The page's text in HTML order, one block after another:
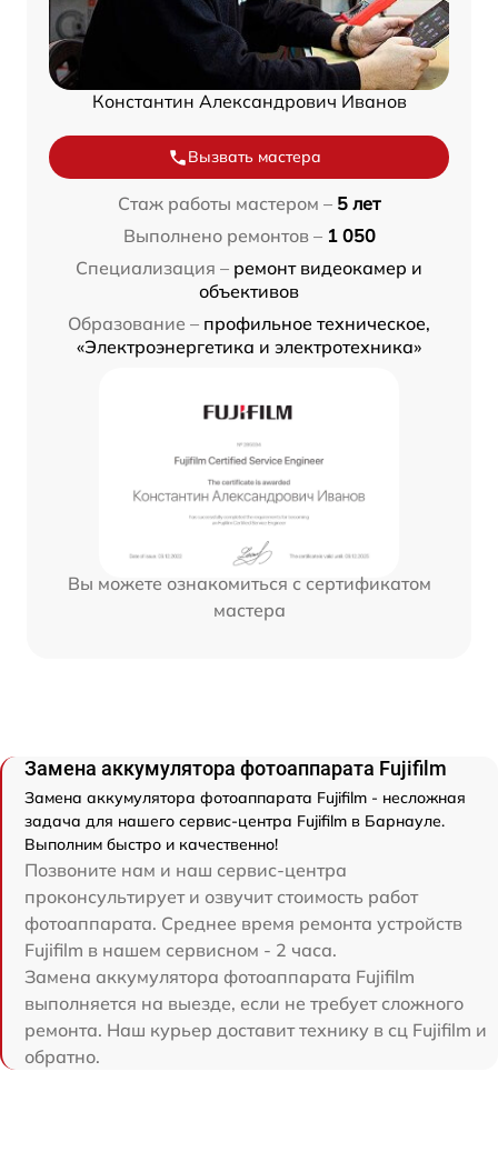
Константин Александрович Иванов
Вызвать мастера
Стаж работы мастером – 5 лет
Выполнено ремонтов – 1 050
Специализация – ремонт видеокамер и
объективов
Образование – профильное техническое,
«Электроэнергетика и электротехника»
Вы можете ознакомиться с сертификатом
мастера
Замена аккумулятора фотоаппарата Fujifilm
Замена аккумулятора фотоаппарата Fujifilm - несложная
задача для нашего сервис-центра Fujifilm в Барнауле.
Выполним быстро и качественно!
Позвоните нам и наш сервис-центра
проконсультирует и озвучит стоимость работ
фотоаппарата. Среднее время ремонта устройств
Fujifilm в нашем сервисном - 2 часа.
Замена аккумулятора фотоаппарата Fujifilm
выполняется на выезде, если не требует сложного
ремонта. Наш курьер доставит технику в сц Fujifilm и
обратно.